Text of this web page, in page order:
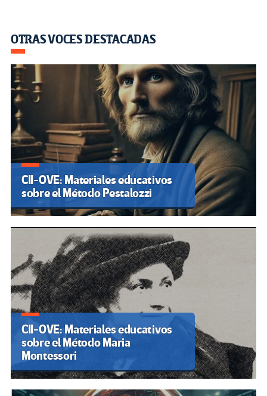
OTRAS VOCES DESTACADAS
CII-OVE: Materiales educativos
sobre el Método Pestalozzi
CII-OVE: Materiales educativos
sobre el Método Maria
Montessori